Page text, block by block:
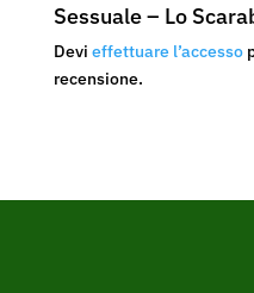
Sessuale – Lo
Devi effettuare l’accesso
recensione.